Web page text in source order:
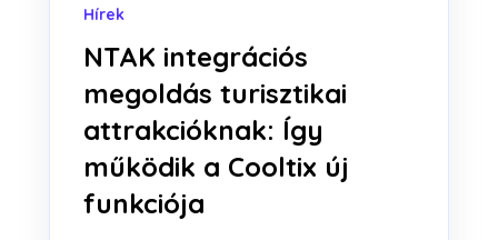
Hírek
NTAK integrációs
megoldás turisztikai
attrakcióknak: Így
működik a Cooltix új
funkciója